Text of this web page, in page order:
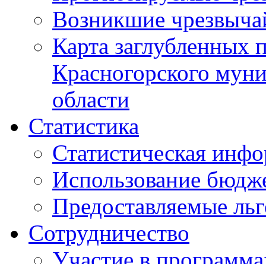
Возникшие
Карта
Красногорского
области
Статистика
Статистическая
Использование
Предоставляемые
Сотрудничество